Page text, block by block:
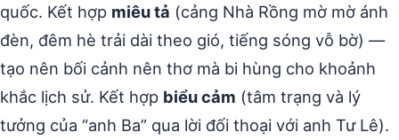
quốc. Kết hợp miêu tả (cảng Nhà Rồng mờ mờ ánh
đèn, đêm hè trải dài theo gió, tiếng sóng vỗ bờ) —
tạo nên bối cảnh nên thơ mà bi hùng cho khoảnh
khắc lịch sử. Kết hợp biểu cảm (tâm trạng và lý
tưởng của “anh Ba” qua lời đối thoại với anh Tư Lê).